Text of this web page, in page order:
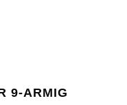
9-ARMIG